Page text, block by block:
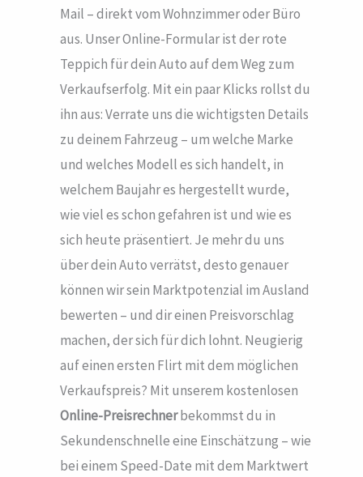
Mail – direkt vom Wohnzimmer oder Büro
aus. Unser Online-Formular ist der rote
Teppich für dein Auto auf dem Weg zum
Verkaufserfolg. Mit ein paar Klicks rollst du
ihn aus: Verrate uns die wichtigsten Details
zu deinem Fahrzeug – um welche Marke
und welches Modell es sich handelt, in
welchem Baujahr es hergestellt wurde,
wie viel es schon gefahren ist und wie es
sich heute präsentiert. Je mehr du uns
über dein Auto verrätst, desto genauer
können wir sein Marktpotenzial im Ausland
bewerten – und dir einen Preisvorschlag
machen, der sich für dich lohnt. Neugierig
auf einen ersten Flirt mit dem möglichen
Verkaufspreis? Mit unserem kostenlosen
Online-Preisrechnerbekommst du in
Sekundenschnelle eine Einschätzung – wie
bei einem Speed-Date mit dem Marktwert